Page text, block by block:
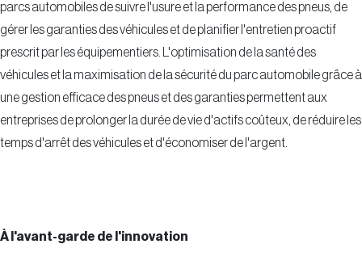
parcs automobiles de suivre l'usure et la performance des pneus, de
gérer les garanties des véhicules et de planifier l'entretien proactif
prescrit par les équipementiers. L'optimisation de la santé des
véhicules et la maximisation de la sécurité du parc automobile grâce à
une gestion efficace des pneus et des garanties permettent aux
entreprises de prolonger la durée de vie d'actifs coûteux, de réduire les
temps d'arrêt des véhicules et d'économiser de l'argent.
À l'avant-garde de l'innovation